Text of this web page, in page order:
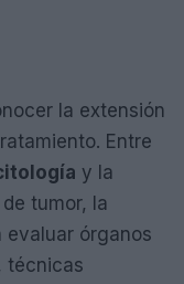
la extensión
Entre
y la
tumor, la
evaluar órganos
técnicas